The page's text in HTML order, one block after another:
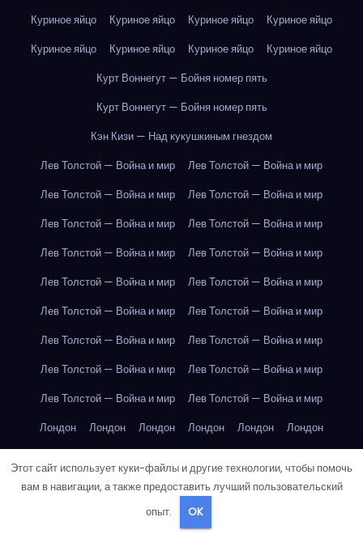
Куриное яйцо
Куриное яйцо Куриное яйцо
Куриное яйцо
Куриное яйцо
Куриное яйцо Куриное яйцо
Куриное яйцо
Курт Воннегут — Бойня номер пять
Курт Воннегут — Бойня номер пять
Кэн Кизи — Над кукушкиным гнездом
Лев Толстой — Война и мир
Лев Толстой — Война и мир
Лев Толстой — Война и мир
Лев Толстой — Война и мир
Лев Толстой — Война и мир
Лев Толстой — Война и мир
Лев Толстой — Война и мир
Лев Толстой — Война и мир
Лев Толстой — Война и мир
Лев Толстой — Война и мир
Лев Толстой — Война и мир
Лев Толстой — Война и мир
Лев Толстой — Война и мир
Лев Толстой — Война и мир
Лев Толстой — Война и мир
Лев Толстой — Война и мир
Лев Толстой — Война и мир
Лев Толстой — Война и мир
Лондон
Лондон Лондон Лондон Лондон
Лондон
Лондон
Лондон Лондон Лондон Лондон
Лондон
Лондон Лондон
Этот сайт использует куки-файлы и другие технологии, чтобы помочь
вам в навигации, а также предоставить лучший пользовательский
опыт.
OK